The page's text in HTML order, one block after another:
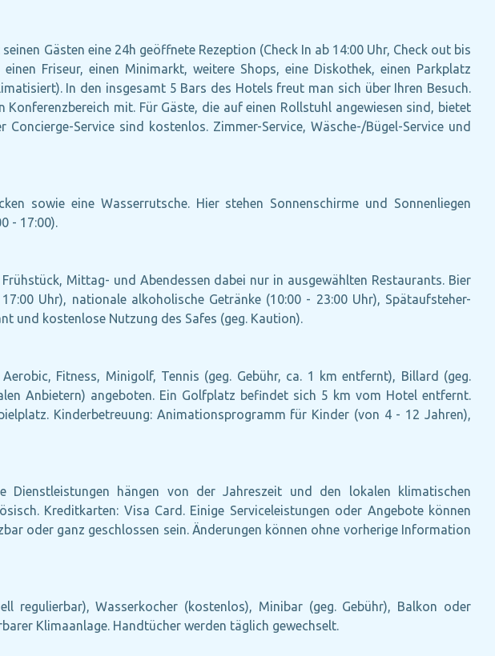
Gästen eine 24h geöffnete Rezeption (Check In ab 14:00 Uhr, Check out bis
Friseur, einen Minimarkt, weitere Shops, eine Diskothek, einen Parkplatz
In den insgesamt 5 Bars des Hotels freut man sich über Ihren Besuch.
mit. Für Gäste, die auf einen Rollstuhl angewiesen sind, bietet
Service sind kostenlos. Zimmer-Service, Wäsche-/Bügel-Service und
sowie eine Wasserrutsche. Hier stehen Sonnenschirme und Sonnenliegen
- 17:00).
Mittag- und Abendessen dabei nur in ausgewählten Restaurants. Bier
Uhr), nationale alkoholische Getränke (10:00 - 23:00 Uhr), Spätaufsteher-
und kostenlose Nutzung des Safes (geg. Kaution).
Fitness, Minigolf, Tennis (geg. Gebühr, ca. 1 km entfernt), Billard (geg.
Anbietern) angeboten. Ein Golfplatz befindet sich 5 km vom Hotel entfernt.
Kinderbetreuung: Animationsprogramm für Kinder (von 4 - 12 Jahren),
Dienstleistungen hängen von der Jahreszeit und den lokalen klimatischen
Kreditkarten: Visa Card. Einige Serviceleistungen oder Angebote können
oder ganz geschlossen sein. Änderungen können ohne vorherige Information
regulierbar), Wasserkocher (kostenlos), Minibar (geg. Gebühr), Balkon oder
Klimaanlage. Handtücher werden täglich gewechselt.